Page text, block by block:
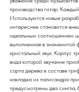
производства гитар.
Используются новые
интереснее становится
идеальным соотношением
выполненная в знаменитой
кристальный звук. Корпус
вида которой звучание
сорта дерева в составе
накладка из палисандра
предусмотрены два сингла,